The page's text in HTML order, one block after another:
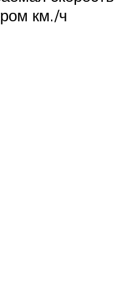
км./ч